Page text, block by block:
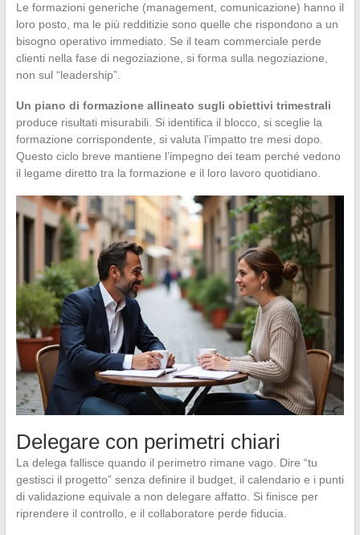
Le formazioni generiche (management, comunicazione) hanno il
loro posto, ma le più redditizie sono quelle che rispondono a un
bisogno operativo immediato. Se il team commerciale perde
clienti nella fase di negoziazione, si forma sulla negoziazione,
non sul “leadership”.
Un piano di formazione allineato sugli obiettivi trimestrali
produce risultati misurabili. Si identifica il blocco, si sceglie la
formazione corrispondente, si valuta l’impatto tre mesi dopo.
Questo ciclo breve mantiene l’impegno dei team perché vedono
il legame diretto tra la formazione e il loro lavoro quotidiano.
Delegare con perimetri chiari
La delega fallisce quando il perimetro rimane vago. Dire “tu
gestisci il progetto” senza definire il budget, il calendario e i punti
di validazione equivale a non delegare affatto. Si finisce per
riprendere il controllo, e il collaboratore perde fiducia.